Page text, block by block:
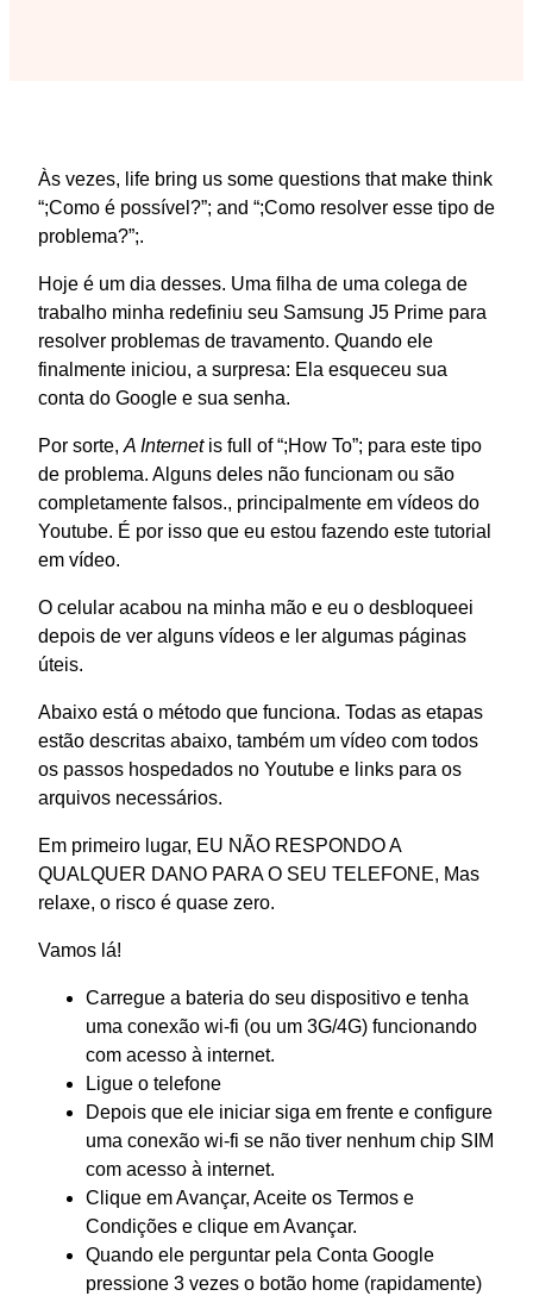
Às vezes, life bring us some questions that make think
“;Como é possível?”; and “;Como resolver esse tipo de
problema?”;.
Hoje é um dia desses. Uma filha de uma colega de
trabalho minha redefiniu seu Samsung J5 Prime para
resolver problemas de travamento. Quando ele
finalmente iniciou, a surpresa: Ela esqueceu sua
conta do Google e sua senha.
Por sorte, A Internet is full of “;How To”; para este tipo
de problema. Alguns deles não funcionam ou são
completamente falsos., principalmente em vídeos do
Youtube. É por isso que eu estou fazendo este tutorial
em vídeo.
O celular acabou na minha mão e eu o desbloqueei
depois de ver alguns vídeos e ler algumas páginas
úteis.
Abaixo está o método que funciona. Todas as etapas
estão descritas abaixo, também um vídeo com todos
os passos hospedados no Youtube e links para os
arquivos necessários.
Em primeiro lugar, EU NÃO RESPONDO A
QUALQUER DANO PARA O SEU TELEFONE, Mas
relaxe, o risco é quase zero.
Vamos lá!
Carregue a bateria do seu dispositivo e tenha
uma conexão wi-fi (ou um 3G/4G) funcionando
com acesso à internet.
Ligue o telefone
Depois que ele iniciar siga em frente e configure
uma conexão wi-fi se não tiver nenhum chip SIM
com acesso à internet.
Clique em Avançar, Aceite os Termos e
Condições e clique em Avançar.
Quando ele perguntar pela Conta Google
pressione 3 vezes o botão home (rapidamente)